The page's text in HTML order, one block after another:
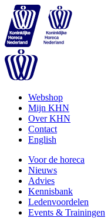
Webshop
Mijn KHN
Over KHN
Contact
English
Voor de horeca
Nieuws
Advies
Kennisbank
Ledenvoordelen
Events & Trainingen